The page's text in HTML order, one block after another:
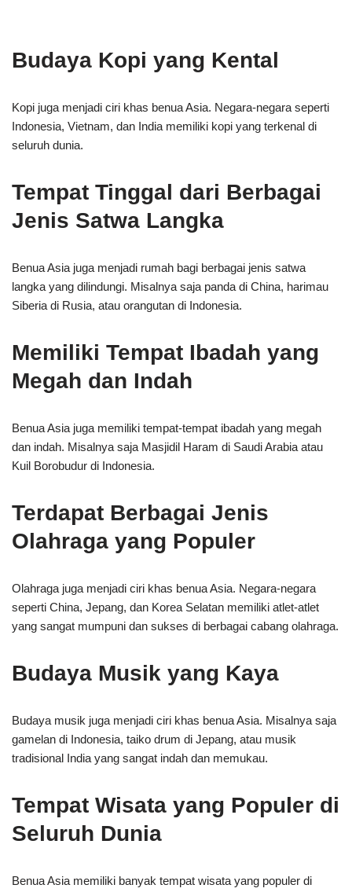
Budaya Kopi yang Kental
Kopi juga menjadi ciri khas benua Asia. Negara-negara seperti
Indonesia, Vietnam, dan India memiliki kopi yang terkenal di
seluruh dunia.
Tempat Tinggal dari Berbagai
Jenis Satwa Langka
Benua Asia juga menjadi rumah bagi berbagai jenis satwa
langka yang dilindungi. Misalnya saja panda di China, harimau
Siberia di Rusia, atau orangutan di Indonesia.
Memiliki Tempat Ibadah yang
Megah dan Indah
Benua Asia juga memiliki tempat-tempat ibadah yang megah
dan indah. Misalnya saja Masjidil Haram di Saudi Arabia atau
Kuil Borobudur di Indonesia.
Terdapat Berbagai Jenis
Olahraga yang Populer
Olahraga juga menjadi ciri khas benua Asia. Negara-negara
seperti China, Jepang, dan Korea Selatan memiliki atlet-atlet
yang sangat mumpuni dan sukses di berbagai cabang olahraga.
Budaya Musik yang Kaya
Budaya musik juga menjadi ciri khas benua Asia. Misalnya saja
gamelan di Indonesia, taiko drum di Jepang, atau musik
tradisional India yang sangat indah dan memukau.
Tempat Wisata yang Populer di
Seluruh Dunia
Benua Asia memiliki banyak tempat wisata yang populer di